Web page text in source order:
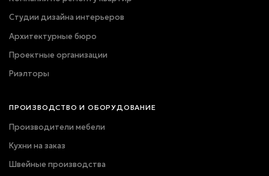
Студии дизайна интерьеров
Архитектурные бюро
Проектные организации
Риэлторы
ПРОИЗВОДСТВО И ОБОРУДОВАНИЕ
Производители мебели
Кухни на заказ
Швейные производства